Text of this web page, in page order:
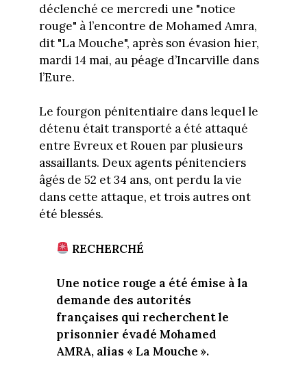
déclenché ce mercredi une "notice
rouge" à l’encontre de Mohamed Amra,
dit "La Mouche", après son évasion hier,
mardi 14 mai, au péage d’Incarville dans
l’Eure.
Le fourgon pénitentiaire dans lequel le
détenu était transporté a été attaqué
entre Evreux et Rouen par plusieurs
assaillants. Deux agents pénitenciers
âgés de 52 et 34 ans, ont perdu la vie
dans cette attaque, et trois autres ont
été blessés.
RECHERCHÉ
Une notice rouge a été émise à la
demande des autorités
françaises qui recherchent le
prisonnier évadé Mohamed
AMRA, alias « La Mouche ».